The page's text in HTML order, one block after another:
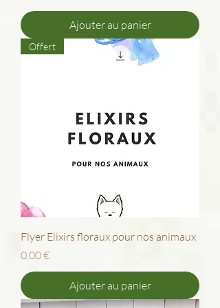
Ajouter au panier
Offert
Flyer Elixirs floraux pour nos animaux
Prix
0,00 €
Ajouter au panier